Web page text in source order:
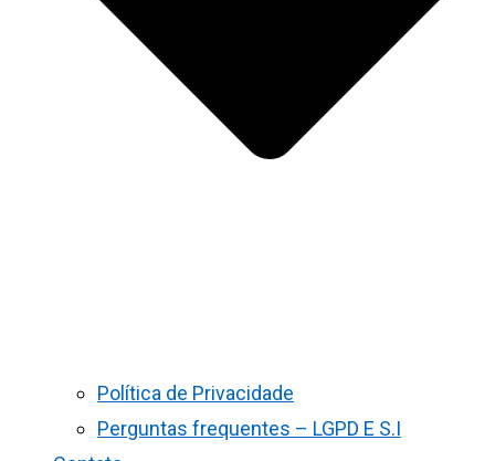
Política de Privacidade
Perguntas frequentes – LGPD E S.I